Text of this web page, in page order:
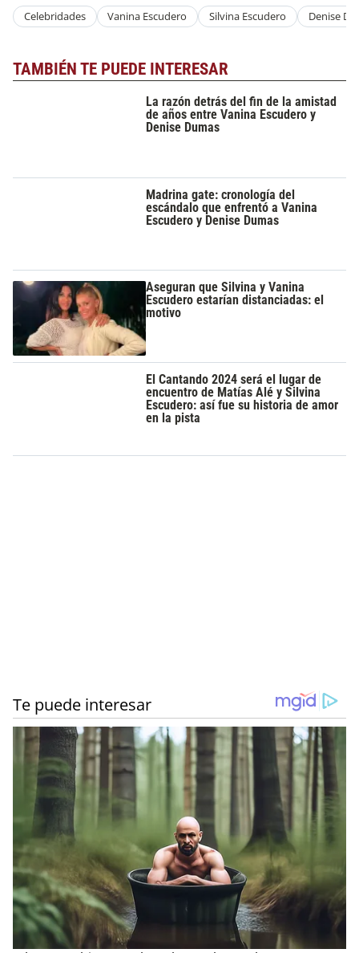
Celebridades Vanina Escudero Silvina Escudero Denise
TAMBIÉN TE PUEDE INTERESAR
La razón detrás del fin de la amistad
de años entre Vanina Escudero y
Denise Dumas
Madrina gate: cronología del
escándalo que enfrentó a Vanina
Escudero y Denise Dumas
Aseguran que Silvina y Vanina
Escudero estarían distanciadas: el
motivo
El Cantando 2024 será el lugar de
encuentro de Matías Alé y Silvina
Escudero: así fue su historia de amor
en la pista